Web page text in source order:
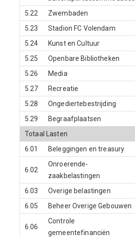
5.22 Zwembaden
5.23
Stadion FC Volendam
5.24
Kunst en Cultuur
5.25
Openbare Bibliotheken
5.26
Media
5.27
Recreatie
5.28
Ongediertebestrijding
5.29
Begraafplaatsen
Totaal Lasten
6.01
Beleggingen en treasury
6.02
Onroerende-
zaakbelastingen
6.03 Overige belastingen
6.05
Beheer Overige Gebouwen
6.06
Controle
gemeentefinanciën